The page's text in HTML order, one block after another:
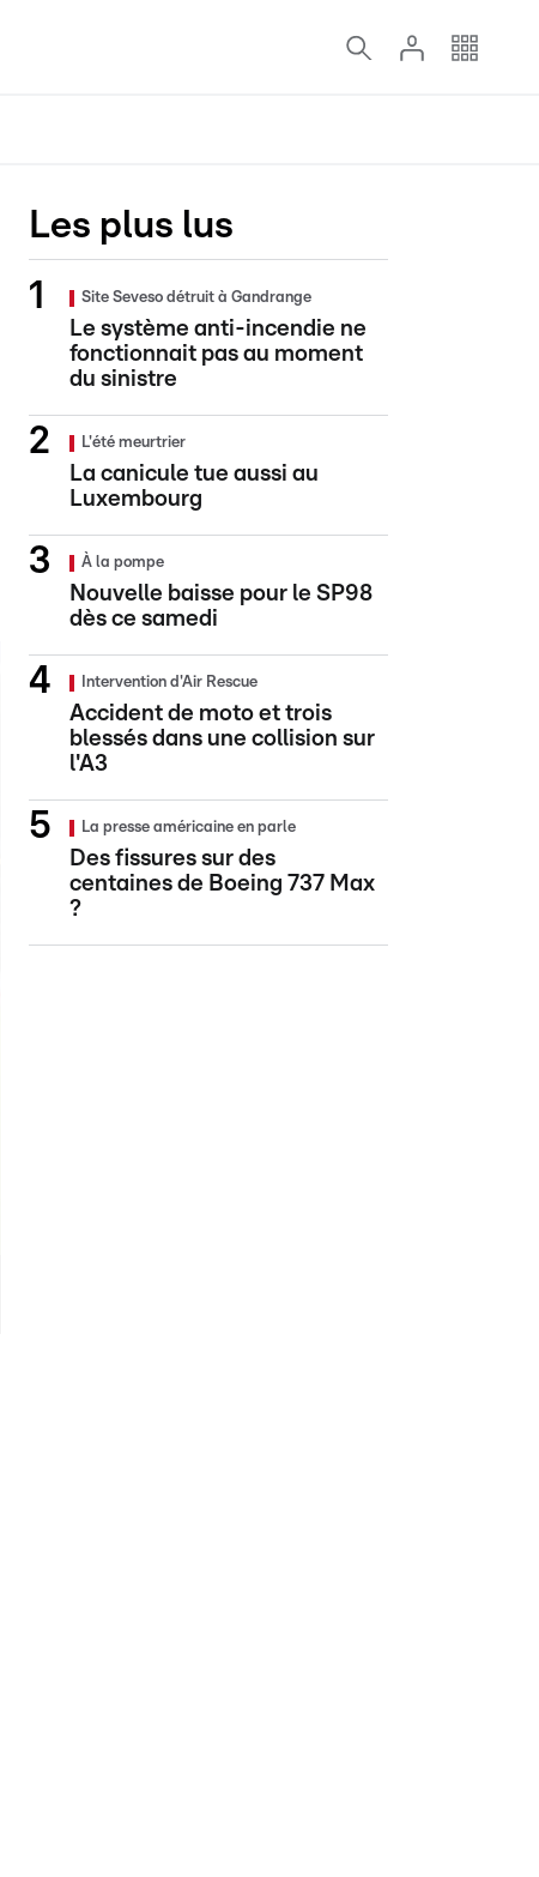
Les plus lus
Site Seveso détruit à Gandrange
Le système anti-incendie ne
fonctionnait pas au moment
du sinistre
L'été meurtrier
La canicule tue aussi au
Luxembourg
À la pompe
Nouvelle baisse pour le SP98
dès ce samedi
Intervention d'Air Rescue
Accident de moto et trois
blessés dans une collision sur
l'A3
La presse américaine en parle
Des fissures sur des
centaines de Boeing 737 Max
?